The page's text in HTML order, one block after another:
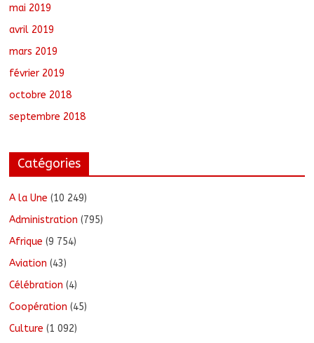
mai 2019
avril 2019
mars 2019
février 2019
octobre 2018
septembre 2018
Catégories
A la Une (10 249)
Administration (795)
Afrique (9 754)
Aviation (43)
Célébration (4)
Coopération (45)
Culture (1 092)